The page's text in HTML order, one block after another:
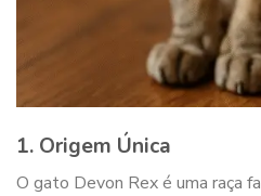
1. Origem Única
O gato Devon Rex é uma raça